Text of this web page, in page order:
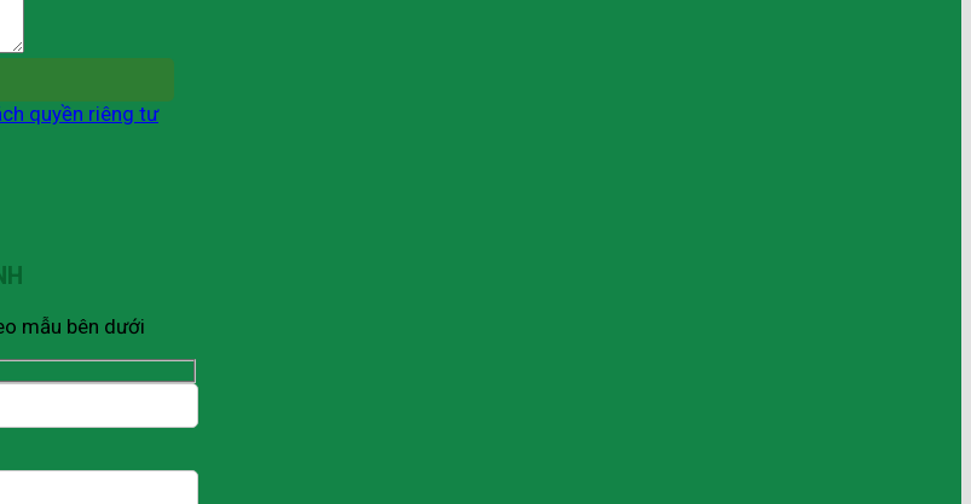
quyền riêng tư
mẫu bên dưới